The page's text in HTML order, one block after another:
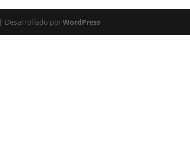
| Desarrollado porWordPress